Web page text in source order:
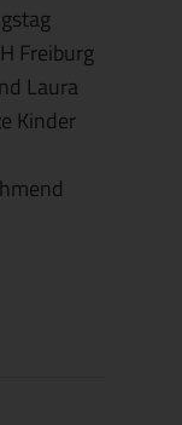
Freiburg
Laura
Kinder